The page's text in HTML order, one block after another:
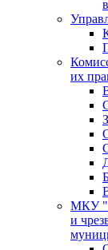
их
МКУ
и